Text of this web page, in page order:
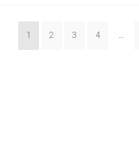
1 2 3 4 …